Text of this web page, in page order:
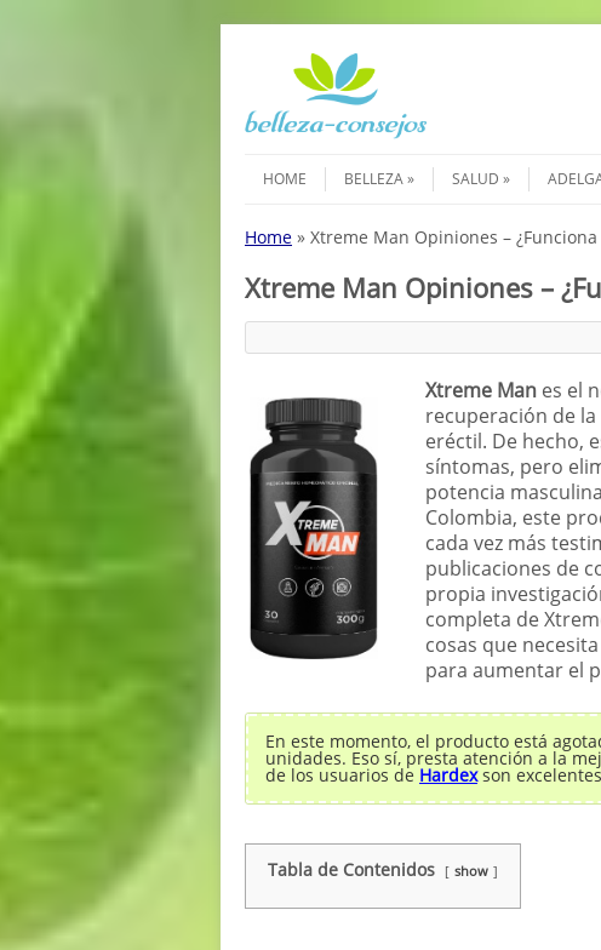
Menú
HOME
BELLEZA SALUD
Home » Xtreme Man Opiniones –
Xtreme Man Opiniones –
Xtreme Man es el
recuperación de
eréctil. De hecho,
síntomas, pero
potencia
Colombia, este
cada vez más
publicaciones de
propia
completa de
cosas que
para aumentar el
En este momento, el producto está
unidades. Eso sí, presta atención a la
de los usuarios de Hardexson
Tabla de Contenidos show